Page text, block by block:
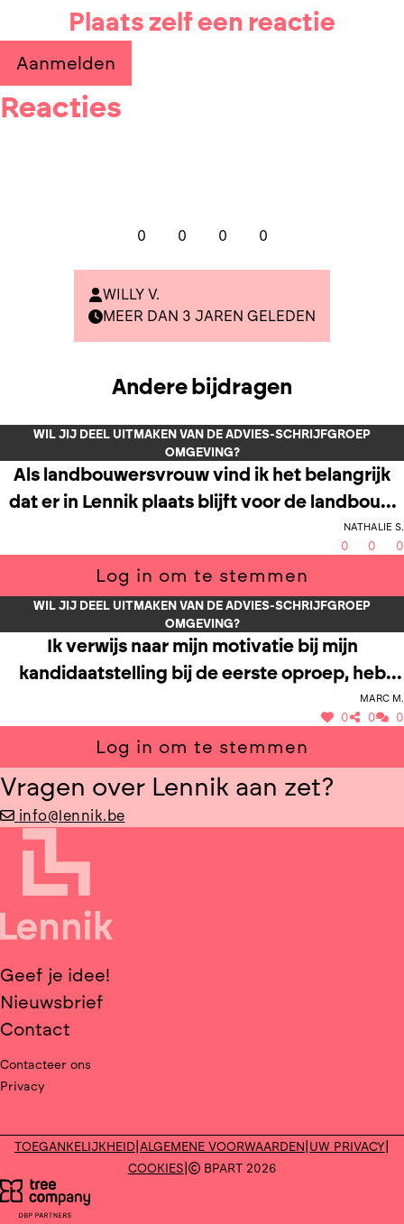
Plaats zelf een reactie
Aanmelden
Reacties
0 0 0 0
WILLY V.
MEER DAN 3 JAREN GELEDEN
Andere bijdragen
WIL JIJ DEEL UITMAKEN VAN DE ADVIES-SCHRIJFGROEP
OMGEVING?
Als landbouwersvrouw vind ik het belangrijk
dat er in Lennik plaats blijft voor de landbouw
met respect voor de omgeving. Daarnaast heb
ik vanuit mijn diploma dierenzorg ook kennis
rond dierenwelzijn. Ik woon nog maar 10 jaar
officieel in Lennik maar heb mij via
burgerparticipatie al heel wat ingezet voor de
gemeente. Ook voor dat er sprake was van
officiële burgerparticipatie gaf ik zo veel
mogelijk input voor de beleidsvorming rond
landbouw in Lennik. De landbouw in Lennik is
zeer belangrijk om het landelijke karakter van
deze gemeente te behouden. Daarnaast vind ik
ook natuur en milieu belangrijke thema’s (en
wie ons kent weet dat dit geen holle woorden
zijn maar dat we hier ook echt naar leven). Als
mama van 2 kinderen, vind ik het essentieel dat
zij in een goede omgeving kunnen opgroeien.
bijdragen, zodat Lennik de mooie, landelijke
gemeente kan blijven die ze is.
Nathalie S.
0 0 0
Log in om te stemmen
WIL JIJ DEEL UITMAKEN VAN DE ADVIES-SCHRIJFGROEP
OMGEVING?
Ik verwijs naar mijn motivatie bij mijn
kandidaatstelling bij de eerste oproep, heb
geëngageerd deelgenomen aan de advies-
schrijfgroep omgeving in de eerste periode en
wens dit engagement gemotiveerd verder te
zetten in de toekomstige periode.
Marc M.
0 0 0
Log in om te stemmen
Vragen over Lennik aan zet?
info@lennik.be
Geef je idee!
Nieuwsbrief
Contact
Contacteer ons
Privacy
Deel op facebook
Deel op X
TOEGANKELIJKHEID ALGEMENE VOORWAARDEN UW PRIVACY
COOKIES BPART 2026